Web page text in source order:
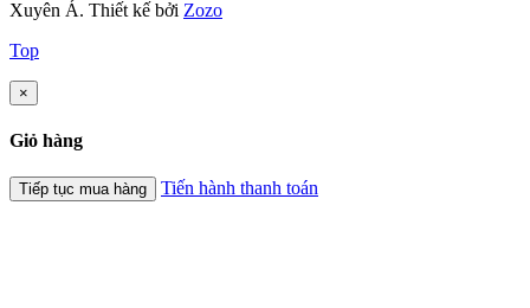
Xuyên Á. Thiết kế bởi Zozo
Top
×
Giỏ hàng
Tiếp tục mua hàng Tiến hành thanh toán